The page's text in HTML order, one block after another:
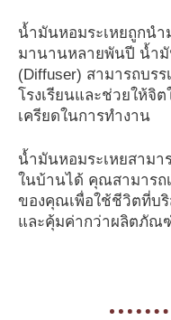
น้ำมันหอมระเหยถูกนำ
มานานหลายพันปี น้ำมั
(Diffuser) สามารถบร
โรงเรียนและช่วยให้จิ
เครียดในการทำงาน
น้ำมันหอมระเหยสามา
ในบ้านได้ คุณสามารถ
ของคุณเพื่อใช้ชีวิตที่บ
และคุ้มค่ากว่าผลิตภัณ